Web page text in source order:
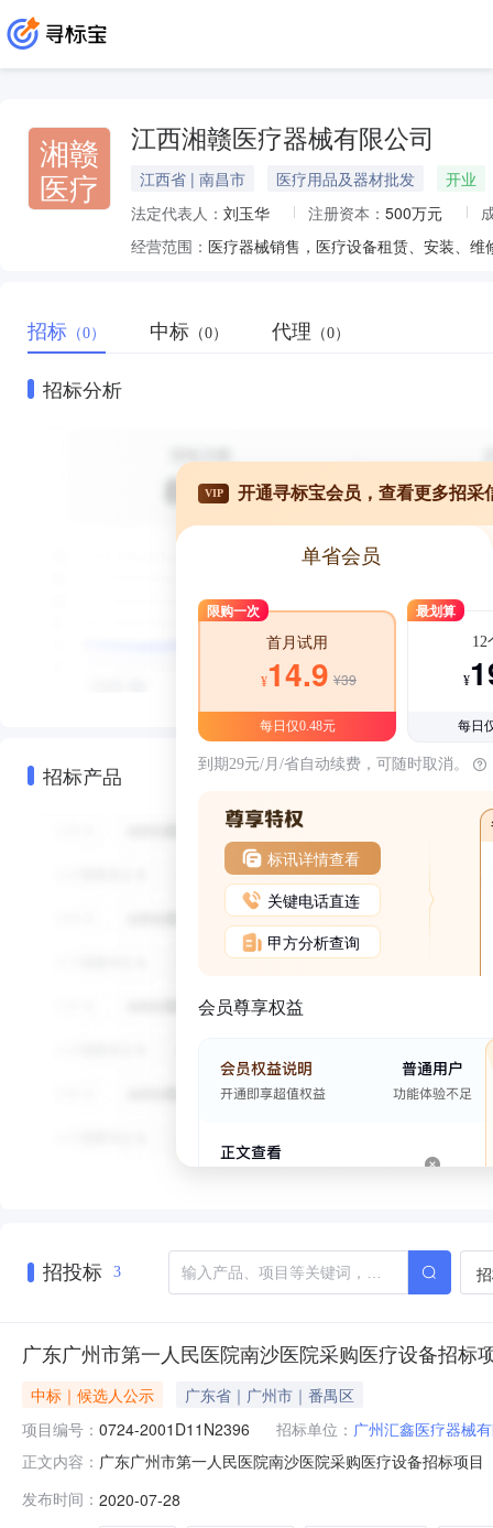
湘赣
医疗
江西湘赣医疗器械有限公司
江西省 | 南昌市 医疗用品及器材批发
开业
法定代表人： 刘玉华 注册资本： 500万元
经营范围： 医疗器械销售，医疗设备租赁、安装、
招标 （0） 中标 （0） 代理 （0）
招标分析
招标产品
VIP 开通寻标宝会员，查看更多招采
单省会员
限购一次
首月试用
¥14.9 ¥39
每日仅0.48元
最划算
12
¥
每日
到期29元/月/省自动续费，可随时取消。
标讯详情查看
关键电话直连
甲方分析查询
会员尊享权益
招投标 3
广东广州市第一人民医院南沙医院采购医疗设备招
中标｜候选人公示
广东省｜广州市｜番禺区
项目编号： 0724-2001D11N2396 招标单位： 广州汇鑫医疗器械
正文内容： 广东广州市第一人民医院南沙医院采购医疗设备招标项
公告类型：中标公告。一、项目编号（或招标编号、政
发布时间： 2020-07-28